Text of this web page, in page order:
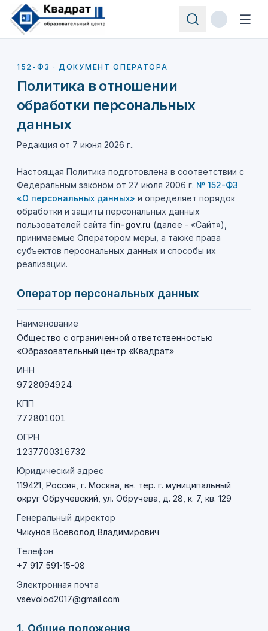
152-ФЗ · ДОКУМЕНТ ОПЕРАТОРА
Политика в отношении
обработки персональных
данных
Редакция от 7 июня 2026 г..
Настоящая Политика подготовлена в соответствии с
Федеральным законом от 27 июля 2006 г. № 152-ФЗ
«О персональных данных» и определяет порядок
обработки и защиты персональных данных
пользователей сайта fin-gov.ru (далее - «Сайт»),
принимаемые Оператором меры, а также права
субъектов персональных данных и способы их
реализации.
Оператор персональных данных
Наименование
Общество с ограниченной ответственностью
«Образовательный центр «Квадрат»
ИНН
9728094924
КПП
772801001
ОГРН
1237700316732
Юридический адрес
119421, Россия, г. Москва, вн. тер. г. муниципальный
округ Обручевский, ул. Обручева, д. 28, к. 7, кв. 129
Генеральный директор
Чикунов Всеволод Владимирович
Телефон
+7 917 591-15-08
Электронная почта
vsevolod2017@gmail.com
1. Общие положения